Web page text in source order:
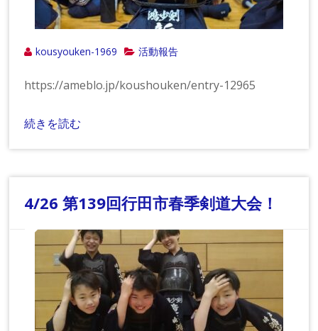
kousyouken-1969 活動報告
https://ameblo.jp/koushouken/entry-12965
続きを読む
4/26 第139回行田市春季剣道大会！